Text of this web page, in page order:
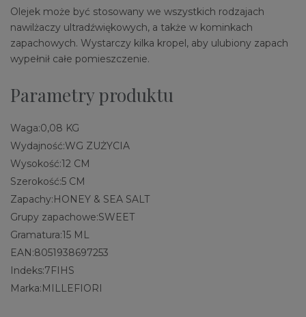
Olejek może być stosowany we wszystkich rodzajach
nawilżaczy ultradźwiękowych, a także w kominkach
zapachowych. Wystarczy kilka kropel, aby ulubiony zapach
wypełnił całe pomieszczenie.
Parametry produktu
Waga:0,08 KG
Wydajność:WG ZUŻYCIA
Wysokość:12 CM
Szerokość:5 CM
Zapachy:HONEY & SEA SALT
Grupy zapachowe:SWEET
Gramatura:15 ML
EAN:8051938697253
Indeks:7FIHS
Marka:MILLEFIORI